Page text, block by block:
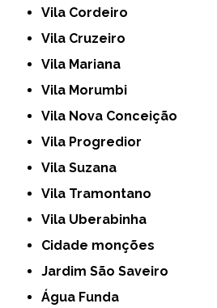
Vila Cordeiro
Vila Cruzeiro
Vila Mariana
Vila Morumbi
Vila Nova Conceição
Vila Progredior
Vila Suzana
Vila Tramontano
Vila Uberabinha
cidade monções
jardim São Saveiro
Água Funda